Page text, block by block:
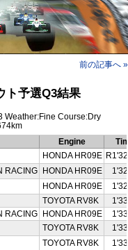
前の記事へ »
ト予選Q3結果
Weather:Fine Course:Dry
Engine
HONDA HR09E
RACING HONDA HR09E
HONDA HR09E
TOYOTA RV8K
RACING HONDA HR09E
TOYOTA RV8K
TOYOTA RV8K